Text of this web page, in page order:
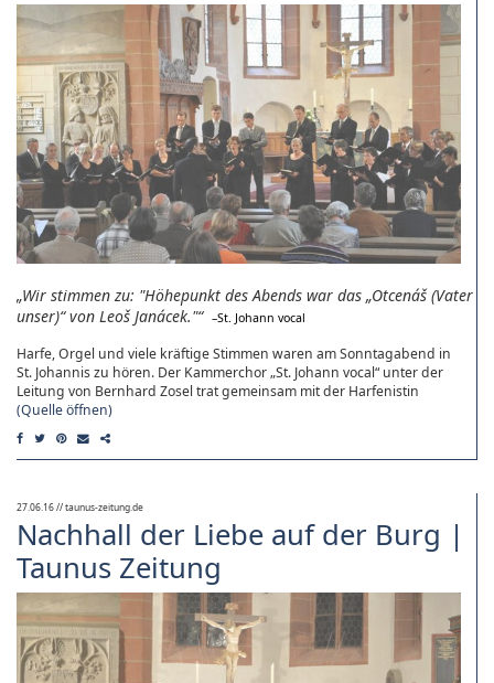
Wir stimmen zu: "Höhepunkt des Abends war das „Otcenáš (Vater
unser)“ von Leoš Janácek."
St. Johann vocal
Harfe, Orgel und viele kräftige Stimmen waren am Sonntagabend in
St. Johannis zu hören. Der Kammerchor „St. Johann vocal“ unter der
Leitung von Bernhard Zosel trat gemeinsam mit der Harfenistin
(Quelle öffnen)
27.06.16// taunus-zeitung.de
Nachhall der Liebe auf der Burg |
Taunus Zeitung